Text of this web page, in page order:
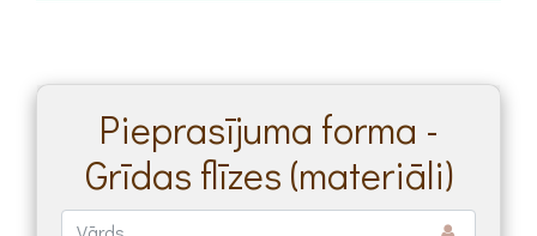
Pieprasījuma forma -
Grīdas flīzes (materiāli)